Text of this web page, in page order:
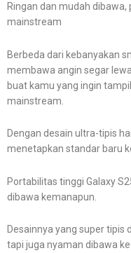
Ringan dan mudah
mainstream
Berbeda dari kebanyakan
membawa angin segar
buat kamu yang ingin
mainstream.
Dengan desain ultra-tipis
menetapkan standar baru
Portabilitas tinggi Galaxy
dibawa kemanapun.
Desainnya yang super tipis
tapi juga nyaman dibawa